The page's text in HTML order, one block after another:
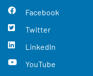
Facebook
Twitter
LinkedIn
YouTube